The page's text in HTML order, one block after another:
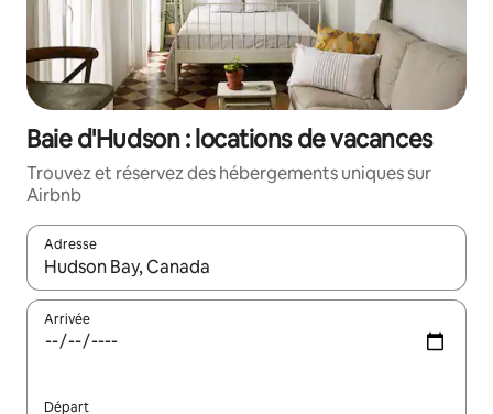
Baie d'Hudson : locations de vacances
Trouvez et réservez des hébergements uniques sur
Airbnb
Adresse
Lorsque les résultats s'affichent, utilisez les flèches vers le
Arrivée
Départ